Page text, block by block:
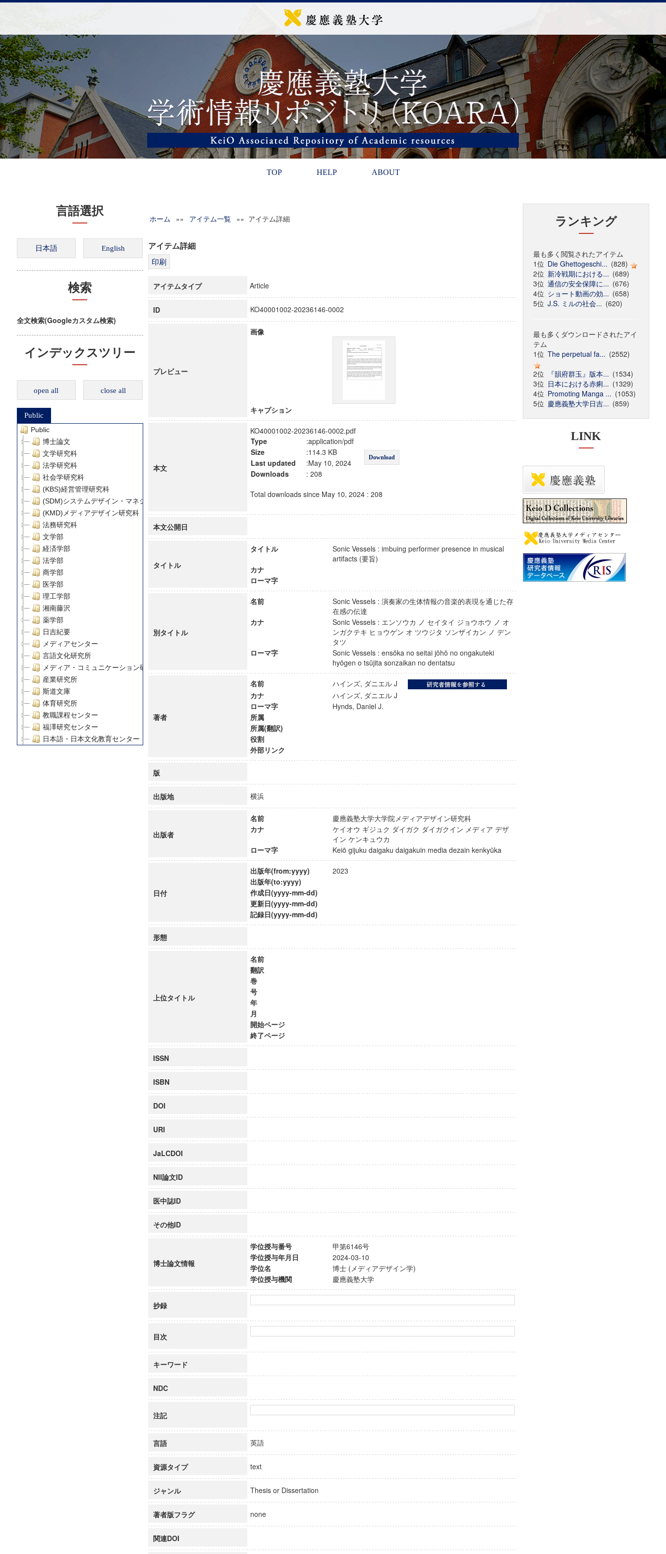
TOP HELP ABOUT
言語選択
検索
全文検索(Googleカスタム検索)
インデックスツリー
open all close all
Public
Public
博士論文
文学研究科
法学研究科
社会学研究科
(KBS)経営管理研究科
(SDM)システムデザイン・マネジメント研究科
(KMD)メディアデザイン研究科
法務研究科
文学部
経済学部
法学部
商学部
医学部
理工学部
湘南藤沢
薬学部
日吉紀要
メディアセンター
言語文化研究所
メディア・コミュニケーション研究所
産業研究所
斯道文庫
体育研究所
教職課程センター
福澤研究センター
日本語・日本文化教育センター
デジタルメディア・コンテンツ統合研究センター
グローバルリサーチインスティテュート
慶應義塾大学グローバルCOEプログラム市民社会ガバナンス教育研究センター
慶應義塾大学グローバルCOEプログラム論理と感性の先端的教育研究拠点
ホーム »» アイテム一覧 »» アイテム詳細
アイテム詳細
アイテムタイプ Article
ID KO40001002-20236146-0002
プレビュー
画像
キャプション
本文
KO40001002-20236146-0002.pdf
Type
:application/pdf
Download
Size
:114.3 KB
Last updated
:May 10, 2024
Downloads
: 208
Total downloads since May 10, 2024 : 208
本文公開日
タイトル
タイトル
Sonic Vessels : imbuing performer presence in musical
artifacts (要旨)
カナ
ローマ字
別タイトル
名前
Sonic Vessels : 演奏家の生体情報の音楽的表現を通じた存
在感の伝達
カナ
Sonic Vessels : エンソウカ ノ セイタイ ジョウホウ ノ オ
ンガクテキ ヒョウゲン オ ツウジタ ソンザイカン ノ デン
タツ
ローマ字
Sonic Vessels : ensōka no seitai jōhō no ongakuteki
hyōgen o tsūjita sonzaikan no dentatsu
著者
名前
ハインズ, ダニエル J
カナ
ハインズ, ダニエル J
ローマ字
Hynds, Daniel J.
所属
所属(翻訳)
役割
外部リンク
版
出版地 横浜
出版者
名前
慶應義塾大学大学院メディアデザイン研究科
カナ
ケイオウ ギジュク ダイガク ダイガクイン メディア デザ
イン ケンキュウカ
ローマ字
Keiō gijuku daigaku daigakuin media dezain kenkyūka
日付
出版年(from:yyyy)
2023
出版年(to:yyyy)
作成日(yyyy-mm-dd)
更新日(yyyy-mm-dd)
記録日(yyyy-mm-dd)
形態
上位タイトル
名前
翻訳
巻
号
年
月
開始ページ
終了ページ
ISSN
ISBN
DOI
URI
JaLCDOI
NII論文ID
医中誌ID
その他ID
博士論文情報
学位授与番号
甲第6146号
学位授与年月日
2024-03-10
学位名
博士 (メディアデザイン学)
学位授与機関
慶應義塾大学
抄録
目次
キーワード
NDC
注記
言語 英語
資源タイプ text
ジャンル Thesis or Dissertation
著者版フラグ none
関連DOI
ランキング
最も多く閲覧されたアイテム
1位 Die Ghettogeschi... (828)
2位 新冷戦期における... (689)
3位 通信の安全保障に... (676)
4位 ショート動画の効... (658)
5位 J.S. ミルの社会... (620)
最も多くダウンロードされたアイ
テム
1位 The perpetual fa... (2552)
2位
『韻府群玉』版本... (1534)
3位 日本における赤痢... (1329)
4位 Promoting Manga ... (1053)
5位 慶應義塾大学日吉... (859)
LINK